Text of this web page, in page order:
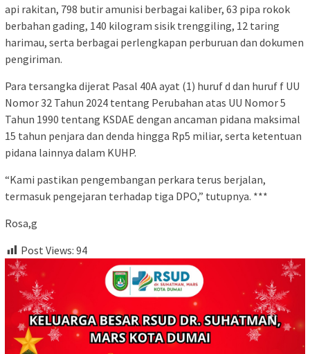
api rakitan, 798 butir amunisi berbagai kaliber, 63 pipa rokok
berbahan gading, 140 kilogram sisik trenggiling, 12 taring
harimau, serta berbagai perlengkapan perburuan dan dokumen
pengiriman.
Para tersangka dijerat Pasal 40A ayat (1) huruf d dan huruf f UU
Nomor 32 Tahun 2024 tentang Perubahan atas UU Nomor 5
Tahun 1990 tentang KSDAE dengan ancaman pidana maksimal
15 tahun penjara dan denda hingga Rp5 miliar, serta ketentuan
pidana lainnya dalam KUHP.
“Kami pastikan pengembangan perkara terus berjalan,
termasuk pengejaran terhadap tiga DPO,” tutupnya. ***
Rosa,g
Post Views: 94